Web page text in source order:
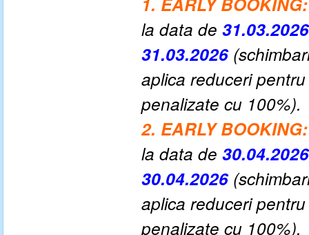
la data de 31.03.2026
31.03.2026
aplica reduceri
penalizate cu 100%).
2. EARLY BOOKING:
la data de 30.04.2026
30.04.2026
aplica reduceri
penalizate cu 100%).